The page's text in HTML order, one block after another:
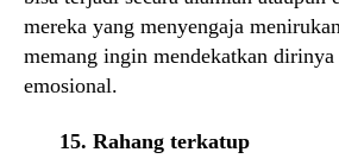
mereka yang menyengaja
memang ingin mendekatkan dirinya
emosional.
15. Rahang terkatup